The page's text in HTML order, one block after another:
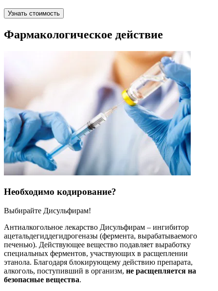
Узнать стоимость
Фармакологическое действие
Необходимо кодирование?
Выбирайте Дисульфирам!
Антиалкогольное лекарство Дисульфирам – ингибитор
ацетальдегиддегидрогеназы (фермента, вырабатываемого
печенью). Действующее вещество подавляет выработку
специальных ферментов, участвующих в расщеплении
этанола. Благодаря блокирующему действию препарата,
алкоголь, поступивший в организм, не расщепляется на
безопасные вещества.